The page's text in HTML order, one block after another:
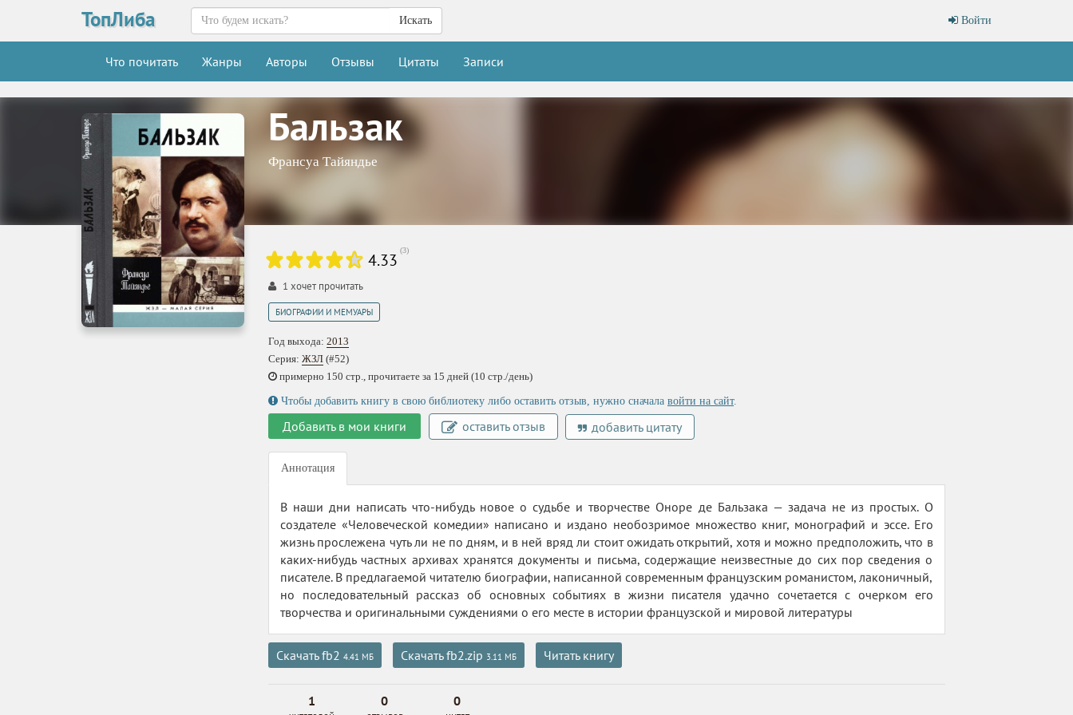
ТопЛиба Войти
Искать
Что почитать Жанры Авторы Отзывы Цитаты Записи
Бальзак
Франсуа Тайяндье
4.33 (3)
1 хочет прочитать
БИОГРАФИИ И МЕМУАРЫ
Год выхода: 2013
Серия: ЖЗЛ (#52)
примерно 150 стр., прочитаете за 15 дней (10 стр./день)
Чтобы добавить книгу в свою библиотеку либо оставить отзыв, нужно сначала войти на сайт.
Добавить в мои книги оставить отзыв добавить цитату
Аннотация
В наши дни написать что-нибудь новое о судьбе и творчестве Оноре де Бальзака — задача не из простых. О
создателе «Человеческой комедии» написано и издано необозримое множество книг, монографий и эссе. Его
жизнь прослежена чуть ли не по дням, и в ней вряд ли стоит ожидать открытий, хотя и можно предположить, что в
каких-нибудь частных архивах хранятся документы и письма, содержащие неизвестные до сих пор сведения о
писателе. В предлагаемой читателю биографии, написанной современным французским романистом, лаконичный,
но последовательный рассказ об основных событиях в жизни писателя удачно сочетается с очерком его
творчества и оригинальными суждениями о его месте в истории французской и мировой литературы
Скачать fb2 4.41 МБ Скачать fb2.zip 3.11 МБ Читать книгу
1 0 0